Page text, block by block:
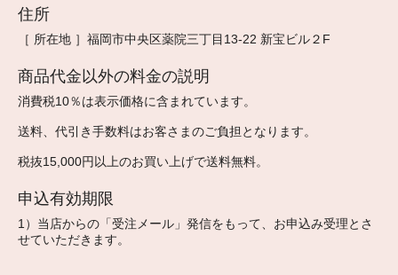
住所
［ 所在地 ］福岡市中央区薬院三丁目13-22 新宝ビル２F
商品代金以外の料金の説明
消費税10％は表示価格に含まれています。
送料、代引き手数料はお客さまのご負担となります。
税抜15,000円以上のお買い上げで送料無料。
申込有効期限
1）当店からの「受注メール」発信をもって、お申込み受理とさ
せていただきます。